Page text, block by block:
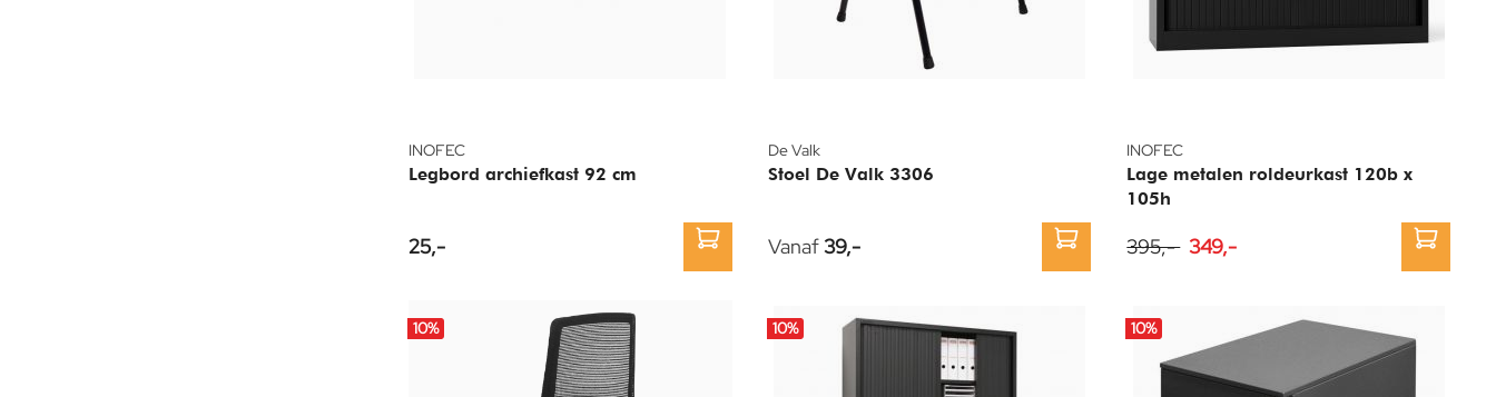
INOFEC
Legbord archiefkast 92 cm
25,-
De Valk
Stoel De Valk 3306
Vanaf39,-
INOFEC
Lage metalen roldeurkast 120b x
105h
395,- 349,-
10% 10% 10%